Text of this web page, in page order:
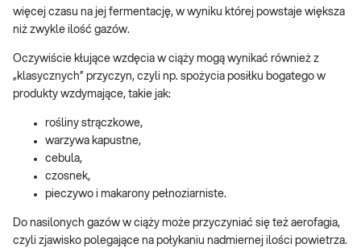
więcej czasu na jej fermentację, w wyniku której powstaje większa
niż zwykle ilość gazów.
Oczywiście kłujące wzdęcia w ciąży mogą wynikać również z
„klasycznych” przyczyn, czyli np. spożycia posiłku bogatego w
produkty wzdymające, takie jak:
rośliny strączkowe,
warzywa kapustne,
cebula,
czosnek,
pieczywo i makarony pełnoziarniste.
Do nasilonych gazów w ciąży może przyczyniać się też aerofagia,
czyli zjawisko polegające na połykaniu nadmiernej ilości powietrza.